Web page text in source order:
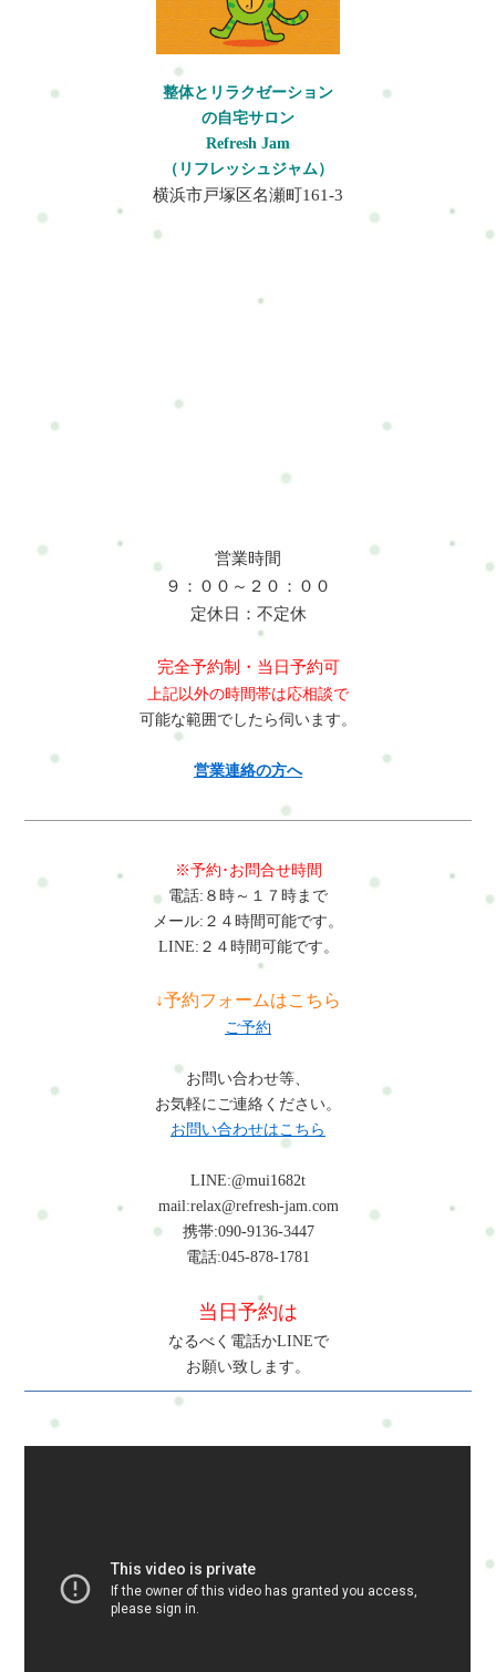
整体とリラクゼーション
の自宅サロン
Refresh Jam
（リフレッシュジャム）
横浜市戸塚区名瀬町161-3
営業時間
９：００～２０：００
定休日：不定休
完全予約制・当日予約可
上記以外の時間帯は応相談で
可能な範囲でしたら伺います。
営業連絡の方へ
※予約･お問合せ時間
電話:８時～１７時まで
メール:２４時間可能です。
LINE:２４時間可能です。
↓予約フォームはこちら
ご予約
お問い合わせ等、
お気軽にご連絡ください。
お問い合わせはこちら
LINE:@mui1682t
mail:relax@refresh-jam.com
携帯:090-9136-3447
電話:045-878-1781
当日予約は
なるべく電話かLINEで
お願い致します。